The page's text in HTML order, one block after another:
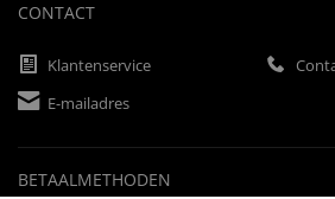
CONTACT
Klantenservice
E-mailadres
BETAALMETHODEN